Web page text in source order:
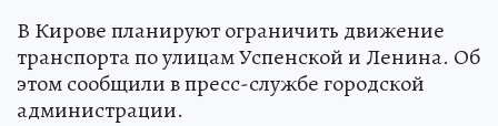
В Кирове планируют ограничить движение
транспорта по улицам Успенской и Ленина. Об
этом сообщили в пресс-службе городской
администрации.